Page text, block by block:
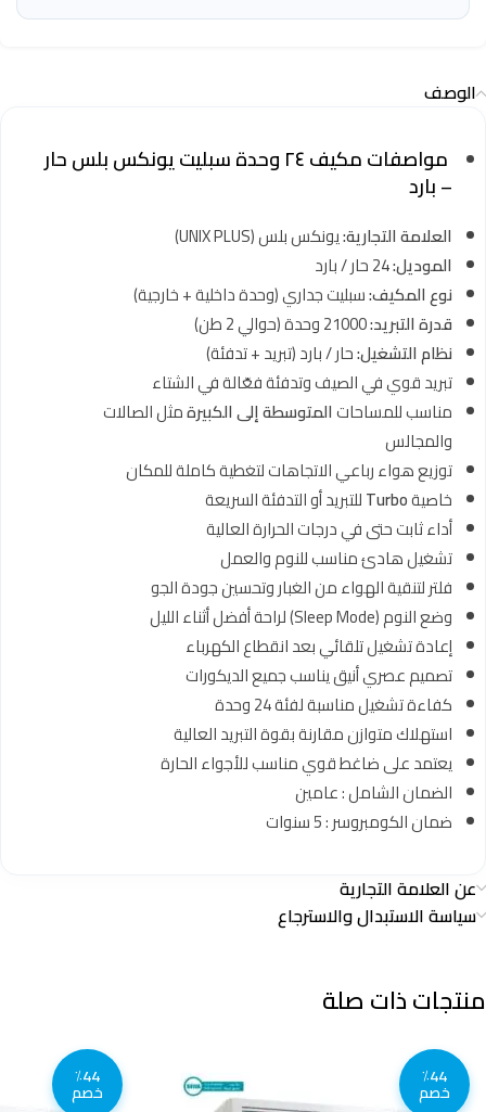
الوصف
مواصفات مكيف ٢٤ وحدة سبليت يونكس بلس حار
– بارد
العلامة التجارية:يونكس بلس (UNIX PLUS)
الموديل:
نوع المكيف:سبليت جداري (وحدة داخلية + خارجية)
قدرة التبريد:
نظام التشغيل:حار / بارد (تبريد + تدفئة)
تبريد قوي في الصيف وتدفئة فعّالة في الشتاء
مناسب للمساحاتالمتوسطة إلى الكبيرةمثل الصالات
والمجالس
توزيع هواء رباعي الاتجاهات لتغطية كاملة للمكان
خاصيةTurboللتبريد أو التدفئة السريعة
أداء ثابت حتى في درجات الحرارة العالية
تشغيل هادئ مناسب للنوم والعمل
فلتر لتنقية الهواء من الغبار وتحسين جودة الجو
وضع النوم (Sleep Mode) لراحة أفضل أثناء الليل
إعادة تشغيل تلقائي بعد انقطاع الكهرباء
تصميم عصري أنيق يناسب جميع الديكورات
كفاءة تشغيل مناسبة لفئة 24 وحدة
استهلاك متوازن مقارنة بقوة التبريد العالية
يعتمد على ضاغط قوي مناسب للأجواء الحارة
الضمان الشامل : عامين
ضمان الكومبروسر : 5 سنوات
عن العلامة التجارية
سياسة الاستبدال والاسترجاع
منتجات ذات صلة
٪44
خصم
٪44
خصم